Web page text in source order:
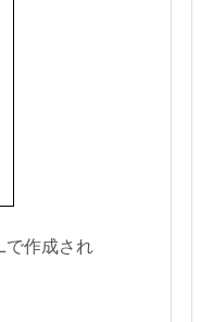
で作成され